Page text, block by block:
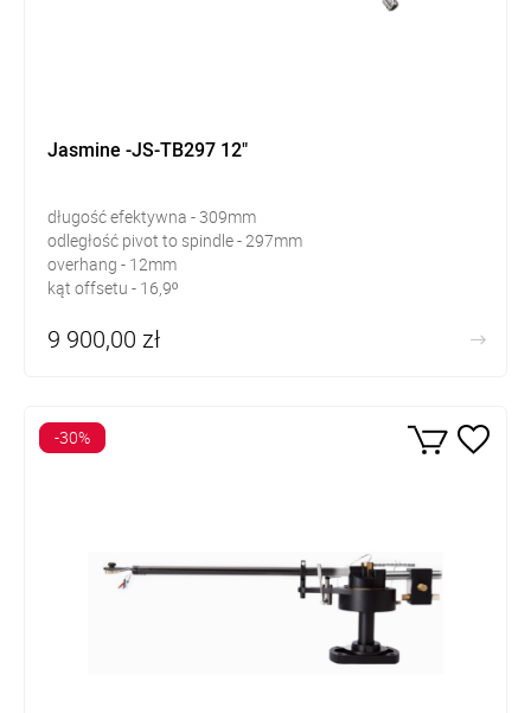
Jasmine -JS-TB297 12"
długość efektywna - 309mm
odległość pivot to spindle - 297mm
overhang - 12mm
kąt offsetu - 16,9º
9 900,00 zł
-30%